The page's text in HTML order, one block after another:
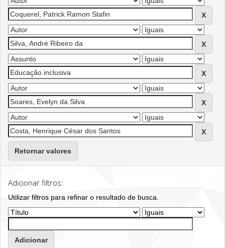
Retornar valores
Adicionar filtros:
Utilizar filtros para refinar o resultado de busca.